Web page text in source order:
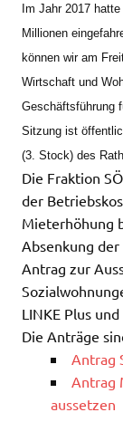
Im Jahr 2017
Millionen
können wir am
Wirtschaft und
Geschäftsführung
Sitzung ist
(3. Stock) des
Die Fraktion
der
Mieterhöhung
Absenkung
Antrag zur
LINKE Plus
Die Anträge
Antrag
Antrag
aussetzen